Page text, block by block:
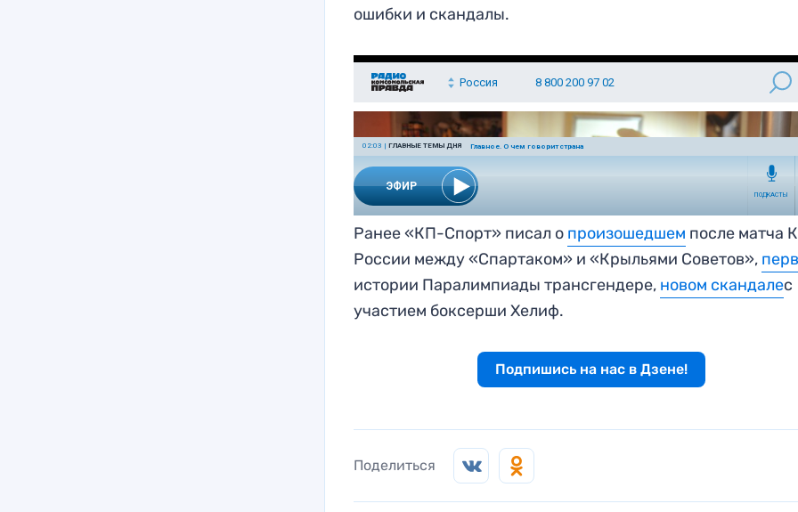
ошибки и скандалы.
Ранее «КП-Спорт» писал о произошедшем после матча
России между «Спартаком» и «Крыльями Советов»,
истории Паралимпиады трансгендере, новом скандалес
участием боксерши Хелиф.
Подпишись на нас в Дзене!
Поделиться